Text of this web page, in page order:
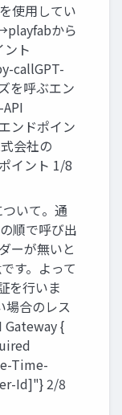
使用してい
から
ト
callGPT-
を呼ぶエン
ンドポイン
会社の
イント 1/8
いて。通
順で呼び出
ーが無いと
す。よって
を行いま
場合のレス
Gateway {
Time-
Id]"} 2/8